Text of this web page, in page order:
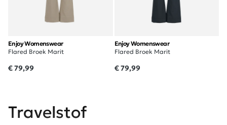
Enjoy Womenswear
Flared Broek Marit
€ 79,99
Enjoy Womenswear
Flared Broek Marit
€ 79,99
Travelstof